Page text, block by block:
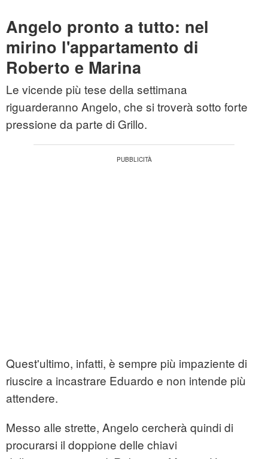
Angelo pronto a tutto: nel
mirino l'appartamento di
Roberto e Marina
Le vicende più tese della settimana
riguarderanno Angelo, che si troverà sotto forte
pressione da parte di Grillo.
Quest'ultimo, infatti, è sempre più impaziente di
riuscire a incastrare Eduardo e non intende più
attendere.
Messo alle strette, Angelo cercherà quindi di
procurarsi il doppione delle chiavi